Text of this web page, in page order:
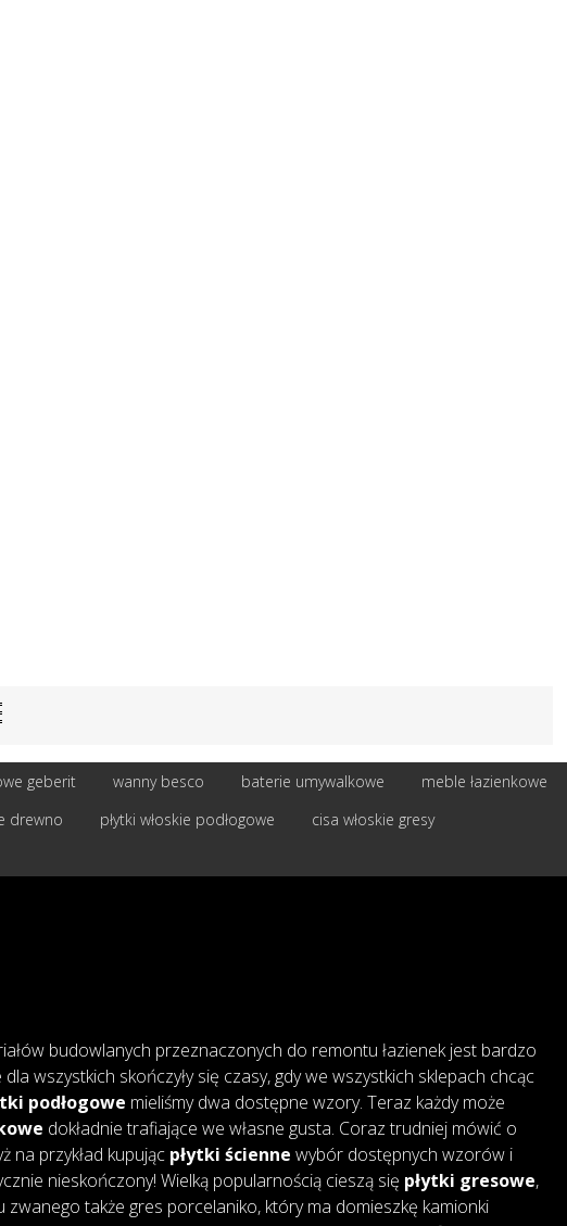
geberit wanny besco baterie umywalkowe
meble łazienkowe
drewno płytki włoskie podłogowe
cisa włoskie gresy
budowlanych przeznaczonych do remontu łazienek jest bardzo
wszystkich skończyły się czasy, gdy we wszystkich sklepach chcąc
podłogowe mieliśmy dwa dostępne wzory. Teraz każdy może
dokładnie trafiające we własne gusta. Coraz trudniej mówić o
na przykład kupując płytki ścienne wybór dostępnych wzorów i
nieskończony! Wielką popularnością cieszą się płytki gresowe,
zwanego także gres porcelaniko, który ma domieszkę kamionki